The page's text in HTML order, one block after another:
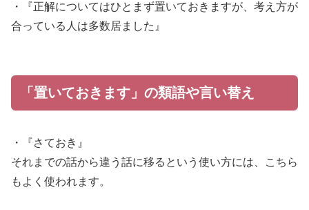
・『正解についてはひとまず置いておきますが、考え方が
合っている人は多数居ました』
「置いておきます」の類語や言い替え
・『さておき』
それまでの話から違う話に移るという使い方には、こちら
もよく使われます。